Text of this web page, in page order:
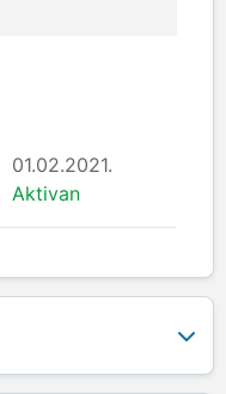
01.02.2021.
Aktivan